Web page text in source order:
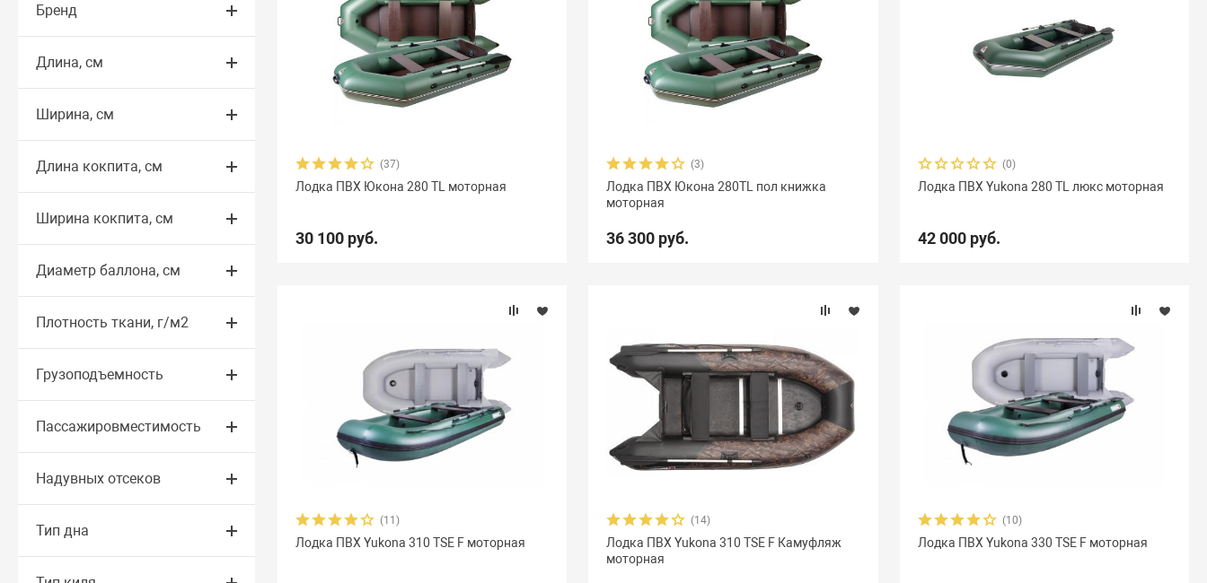
Бренд
Длина, см
Ширина, см
Длина кокпита, см
Ширина кокпита, см
Диаметр баллона, см
Плотность ткани, г/м2
Грузоподъемность
Пассажировместимость
Надувных отсеков
Тип дна
(37)
Лодка ПВХ Юкона 280 TL моторная
30 100 руб.
(3)
Лодка ПВХ Юкона 280TL пол книжка
моторная
36 300 руб.
(0)
Лодка ПВХ Yukona 280 TL люкс моторная
42 000 руб.
(11)
Лодка ПВХ Yukona 310 TSE F моторная
(14)
Лодка ПВХ Yukona 310 TSE F Камуфляж
моторная
(10)
Лодка ПВХ Yukona 330 TSE F моторная